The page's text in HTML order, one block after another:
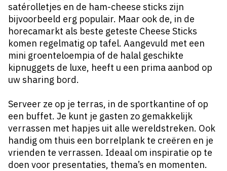
satérolletjes en de ham-cheese sticks zijn
bijvoorbeeld erg populair. Maar ook de, in de
horecamarkt als beste geteste Cheese Sticks
komen regelmatig op tafel. Aangevuld met een
mini groenteloempia of de halal geschikte
kipnuggets de luxe, heeft u een prima aanbod op
uw sharing bord.
Serveer ze op je terras, in de sportkantine of op
een buffet. Je kunt je gasten zo gemakkelijk
verrassen met hapjes uit alle wereldstreken. Ook
handig om thuis een borrelplank te creëren en je
vrienden te verrassen. Ideaal om inspiratie op te
doen voor presentaties, thema’s en momenten.